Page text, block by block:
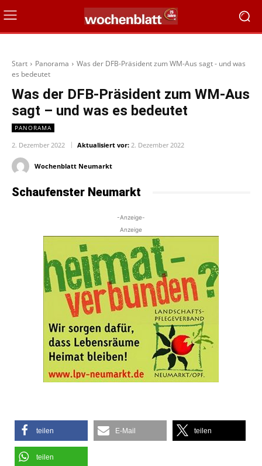
Start Panorama
Was der DFB-Präsident zum WM-Aus sagt - und was
es bedeutet
Was der DFB-Präsident zum WM-Aus
sagt – und was es bedeutet
PANORAMA
2. Dezember 2022 Aktualisiert vor: 2. Dezember 2022
Wochenblatt Neumarkt
Schaufenster Neumarkt
-Anzeige-
Anzeige
teilen E-Mail teilen
teilen